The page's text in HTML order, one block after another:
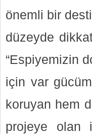
önemli bir
düzeyde
“Espiyemizin
için var
koruyan hem
projeye olan